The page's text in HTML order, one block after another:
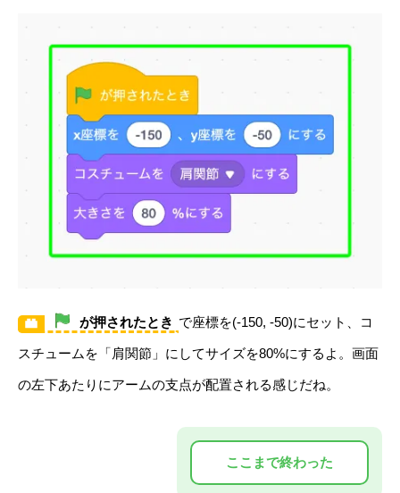
が押されたとき で座標を(-150, -50)にセット、コ
スチュームを「肩関節」にしてサイズを80%にするよ。画面
の左下あたりにアームの支点が配置される感じだね。